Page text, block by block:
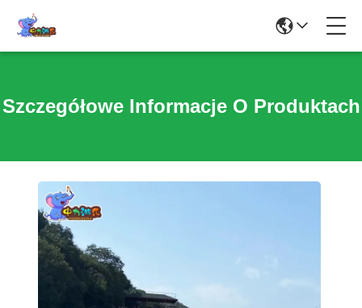
Szczegółowe Informacje O Produktach